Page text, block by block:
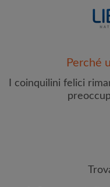
Perché
I coinquilini felici